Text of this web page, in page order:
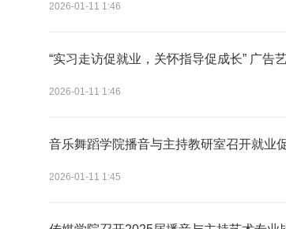
2026-01-11 1:46
“实习走访促就业，关怀指导促成长” 广告
2026-01-11 1:46
音乐舞蹈学院播音与主持教研室召开就业
2026-01-11 1:45